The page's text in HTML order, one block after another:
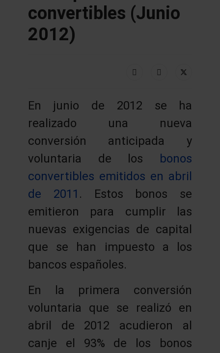
convertibles (Junio
2012)
En junio de 2012 se ha
realizado una nueva
conversión anticipada y
voluntaria de los bonos
convertibles emitidos en abril
de 2011 . Estos bonos se
emitieron para cumplir las
nuevas exigencias de capital
que se han impuesto a los
bancos españoles.
En la primera conversión
voluntaria que se realizó en
abril de 2012 acudieron al
canje el 93% de los bonos